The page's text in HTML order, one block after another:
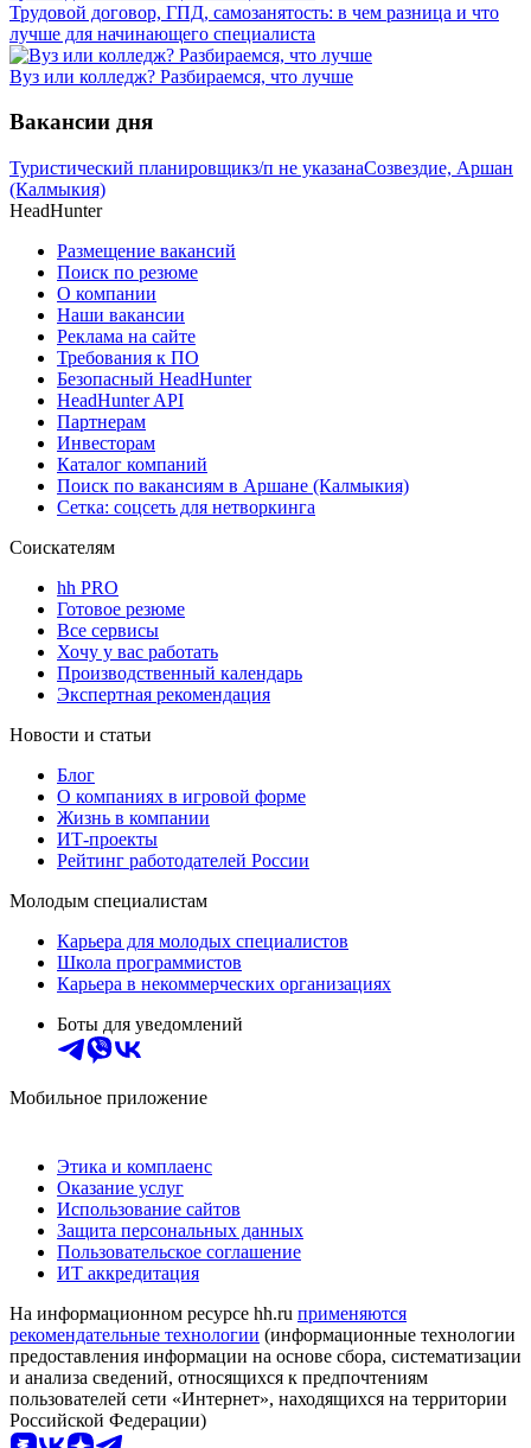
Трудовой договор, ГПД, самозанятость: в чем разница и что
лучше для начинающего специалиста
Вуз или колледж? Разбираемся, что лучше
Вакансии дня
Туристический планировщикз/п не указанаСозвездие, Аршан
(Калмыкия)
HeadHunter
Размещение вакансий
Поиск по резюме
О компании
Наши вакансии
Реклама на сайте
Требования к ПО
Безопасный HeadHunter
HeadHunter API
Партнерам
Инвесторам
Каталог компаний
Поиск по вакансиям в Аршане (Калмыкия)
Сетка: соцсеть для нетворкинга
Соискателям
hh PRO
Готовое резюме
Все сервисы
Хочу у вас работать
Производственный календарь
Экспертная рекомендация
Новости и статьи
Блог
О компаниях в игровой форме
Жизнь в компании
ИТ-проекты
Рейтинг работодателей России
Молодым специалистам
Карьера для молодых специалистов
Школа программистов
Карьера в некоммерческих организациях
Боты для уведомлений
Мобильное приложение
Этика и комплаенс
Оказание услуг
Использование сайтов
Защита персональных данных
Пользовательское соглашение
ИТ аккредитация
На информационном ресурсе hh.ru применяются
рекомендательные технологии (информационные технологии
предоставления информации на основе сбора, систематизации
и анализа сведений, относящихся к предпочтениям
пользователей сети «Интернет», находящихся на территории
Российской Федерации)